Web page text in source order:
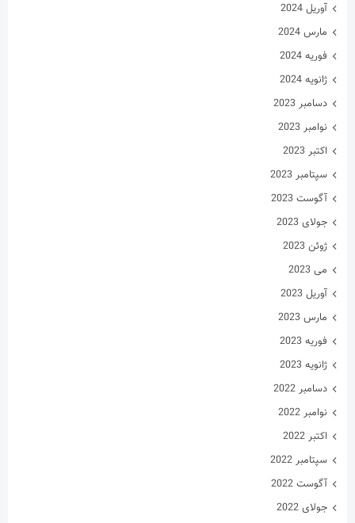
مارس 2023
فوریه 2023
ژانویه 2023
دسامبر 2022
نوامبر 2022
اکتبر 2022
سپتامبر 2022
آگوست 2022
جولای 2022
ژوئن 2022
می 2022
آوریل 2022
مارس 2022
فوریه 2022
ژانویه 2022
دسامبر 2021
نوامبر 2021
اکتبر 2021
سپتامبر 2021
آگوست 2021
جولای 2021
ژوئن 2021